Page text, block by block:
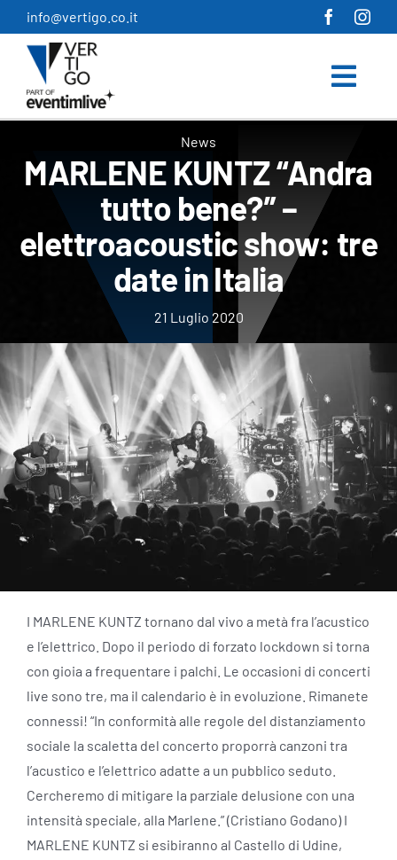
Salta
al
contenuto
info@vertigo.co.it
News
MARLENE KUNTZ “Andra
tutto bene?” –
elettroacoustic show: tre
date in Italia
21 Luglio 2020
I MARLENE KUNTZ tornano dal vivo a metà fra l’acustico
e l’elettrico. Dopo il periodo di forzato lockdown si torna
con gioia a frequentare i palchi. Le occasioni di concerti
live sono tre, ma il calendario è in evoluzione. Rimanete
connessi! “In conformità alle regole del distanziamento
sociale la scaletta del concerto proporrà canzoni tra
l’acustico e l’elettrico adatte a un pubblico seduto.
Cercheremo di mitigare la parziale delusione con una
intensità speciale, alla Marlene.” (Cristiano Godano) I
MARLENE KUNTZ si esibiranno al Castello di Udine,